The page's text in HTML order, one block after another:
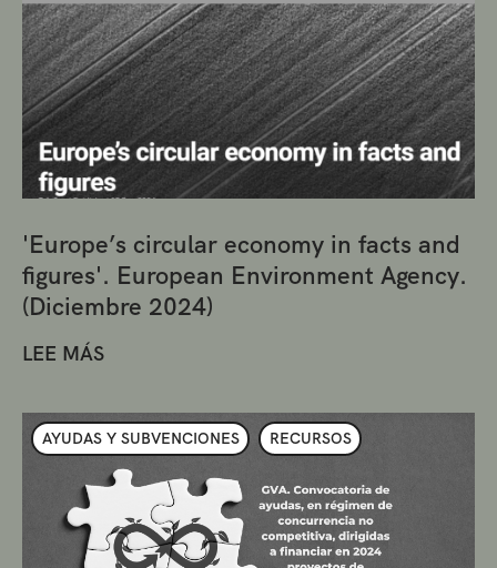
'Europe’s circular economy in facts and
figures'. European Environment Agency.
(Diciembre 2024)
LEE MÁS
AYUDAS Y SUBVENCIONES RECURSOS